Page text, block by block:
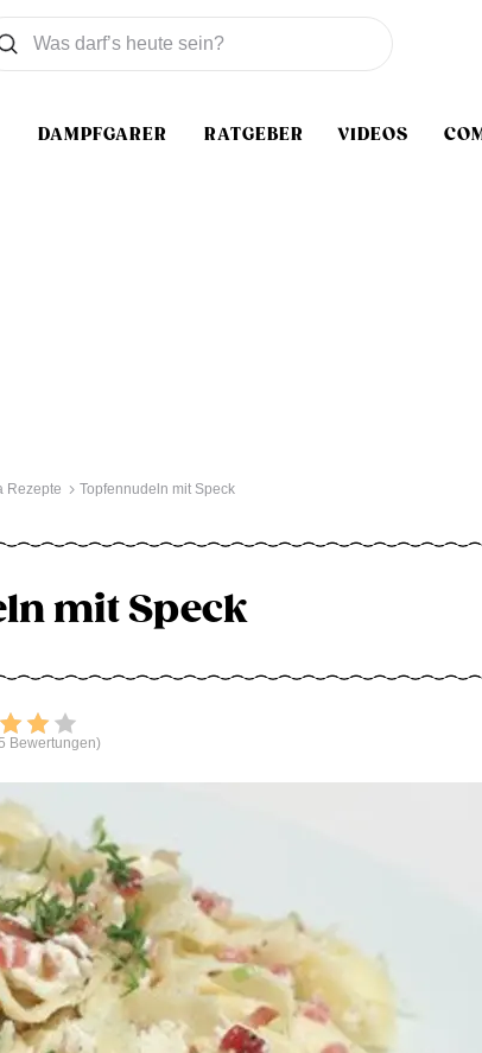
DAMPFGARER RATGEBER VIDEOS
wollen Sie suchen
Rezepte Topfennudeln mit Speck
mit Speck
Bewerten
Bewertungen)